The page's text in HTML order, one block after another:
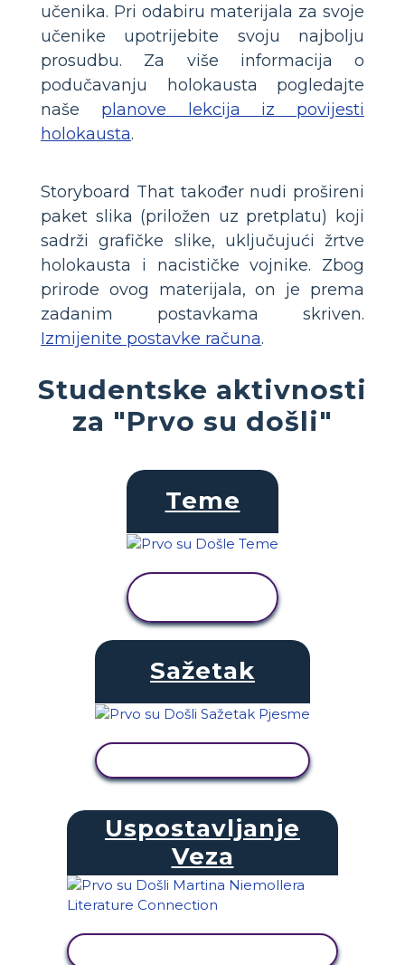
učenika. Pri odabiru materijala za svoje
učenike upotrijebite svoju najbolju
prosudbu. Za više informacija o
podučavanju holokausta pogledajte
naše planove lekcija iz povijesti
holokausta.
Storyboard That također nudi prošireni
paket slika (priložen uz pretplatu) koji
sadrži grafičke slike, uključujući žrtve
holokausta i nacističke vojnike. Zbog
prirode ovog materijala, on je prema
zadanim postavkama skriven.
Izmijenite postavke računa.
Studentske aktivnosti
za "Prvo su došli"
Teme
Sažetak
Uspostavljanje
Veza